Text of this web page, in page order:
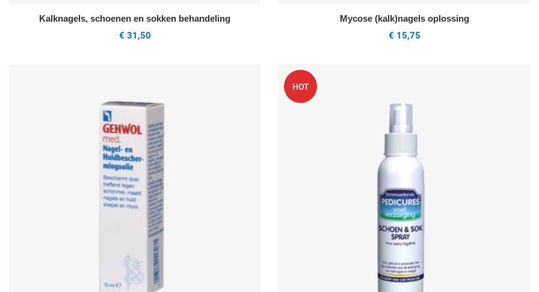
Kalknagels, schoenen en sokken behandeling
€ 31,50
Mycose (kalk)nagels oplossing
€ 15,75
Voeg toe aan mijn wenslijst
Quick View
HOT